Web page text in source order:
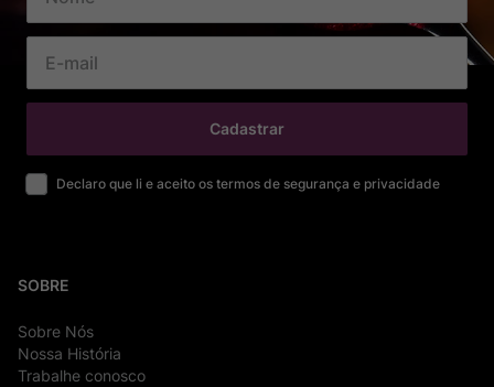
Cadastrar
Declaro que li e aceito os termos de segurança e privacidade
SOBRE
Sobre Nós
Nossa História
Trabalhe conosco